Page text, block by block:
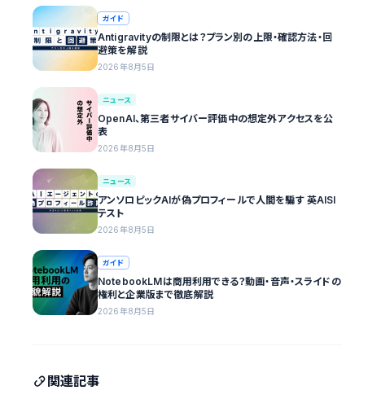
ガイド
Antigravityの制限とは？プラン別の上限・確認方法・回
避策を解説
2026年8月5日
ニュース
OpenAI、第三者サイバー評価中の想定外アクセスを公
表
2026年8月5日
ニュース
アンソロピックAIが偽プロフィールで人間を騙す 英AISI
テスト
2026年8月5日
ガイド
NotebookLMは商用利用できる？動画・音声・スライドの
権利と企業版まで徹底解説
2026年8月5日
関連記事